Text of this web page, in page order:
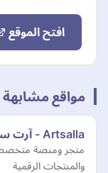
افتح الموقع
مواقع مشابهة
Artsalla - آرت سلة
متجر ومنصة
والمنتجات الرقمية